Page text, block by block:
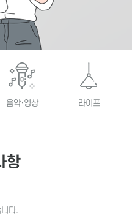
음악·영상 라이프
항
다.